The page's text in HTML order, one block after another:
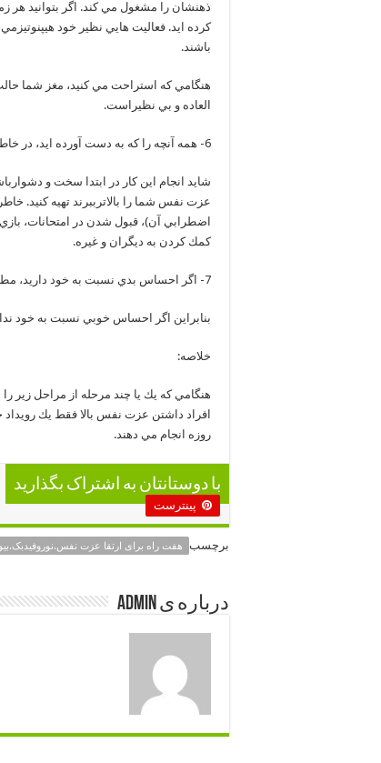
ذهنشان را مشغول مي كند. اگر بتوانيد هر
كرده ايد. فعاليت هايي نظير خود
باشند.
هنگامي كه استراحت مي كنيد، مغز شما
العاده و بي نظيراست.
6- همه آنچه را كه به دست آورده ايد، در خاطره تان زنده كنيد.
شاید انجام اين كار در ابتدا سخت و
عزت نفس شما را بالاترببرند تهيه كنيد.
اضطرابي آن)، قبول شدن در امتحانات،
كمك كردن به ديگران و غيره.
7- اگر احساس بدي نسبت به خود داريد، مطمئن باشيد افكار، خاطرات و رفتار شما تحت تاثير آن قرار خواهند گرفت.
بنابراين اگر احساس خوبي نسبت به خود
خلاصه:
هنگامي كه يك يا چند مرحله از مراحل زير
افراد داشتن عزت نفس بالا فقط يك
روزه انجام مي دهند.
با دوستانتان به اشتراک بگذارید
پینترست
برچسب هفت راه برای ارتقا عزت
درباره ی admin